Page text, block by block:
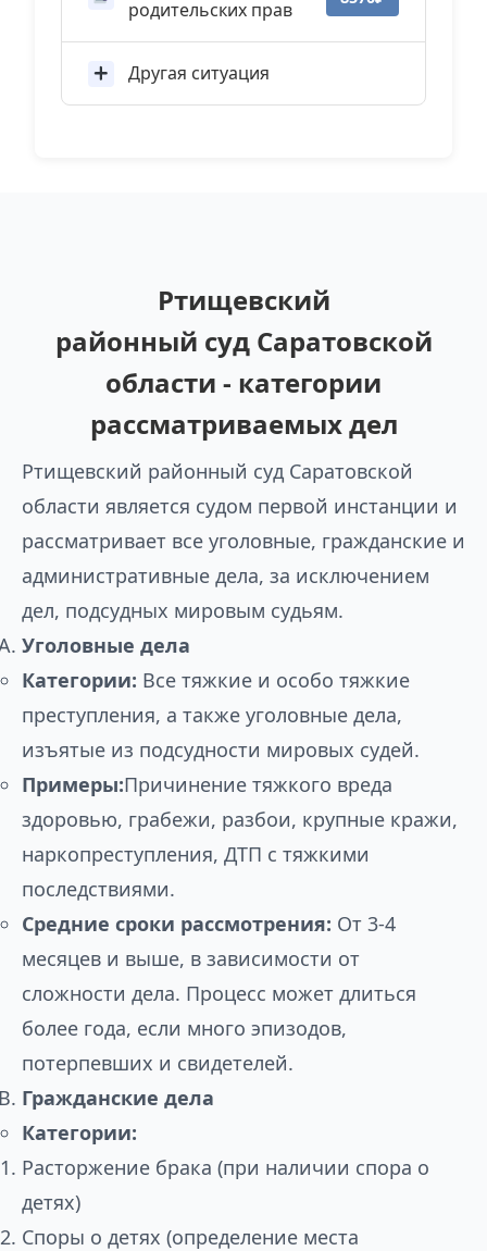
родительских прав
Другая ситуация
Ртищевский
районный суд Саратовской
области - категории
рассматриваемых дел
Ртищевский районный суд Саратовской
области является судом первой инстанции и
рассматривает все уголовные, гражданские и
административные дела, за исключением
дел, подсудных мировым судьям.
Уголовные дела
Категории: Все тяжкие и особо тяжкие
преступления, а также уголовные дела,
изъятые из подсудности мировых судей.
Примеры:Причинение тяжкого вреда
здоровью, грабежи, разбои, крупные кражи,
наркопреступления, ДТП с тяжкими
последствиями.
Средние сроки рассмотрения: От 3-4
месяцев и выше, в зависимости от
сложности дела. Процесс может длиться
более года, если много эпизодов,
потерпевших и свидетелей.
Гражданские дела
Категории:
Расторжение брака (при наличии спора о
детях)
Споры о детях (определение места